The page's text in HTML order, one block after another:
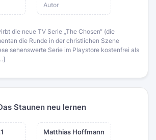
Autor
die neue TV Serie „The Chosen“ (die
die Runde in der christlichen Szene
sehenswerte Serie im Playstore kostenfrei als
Staunen neu lernen
Matthias Hoffmann